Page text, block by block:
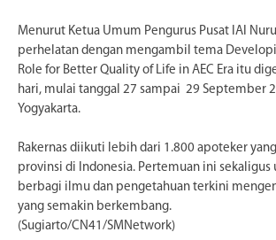
Menurut Ketua Umum Pengurus Pusat IAI
perhelatan dengan mengambil tema
Role for Better Quality of Life in AEC Era itu
hari, mulai tanggal 27 sampai 29 September
Yogyakarta.
Rakernas diikuti lebih dari 1.800 apoteker
provinsi di Indonesia. Pertemuan ini sekaligus
berbagi ilmu dan pengetahuan terkini
yang semakin berkembang.
(Sugiarto/CN41/SMNetwork)